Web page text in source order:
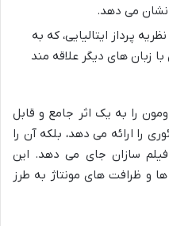
نشان می دهد.
پرداز ایتالیایی، که به
زبان های دیگر علاقه مند
را به یک اثر جامع و قابل
را ارائه می دهد، بلکه آن را
فیلم سازان جای می دهد. این
ها و ظرافت های مونتاژ به طرز